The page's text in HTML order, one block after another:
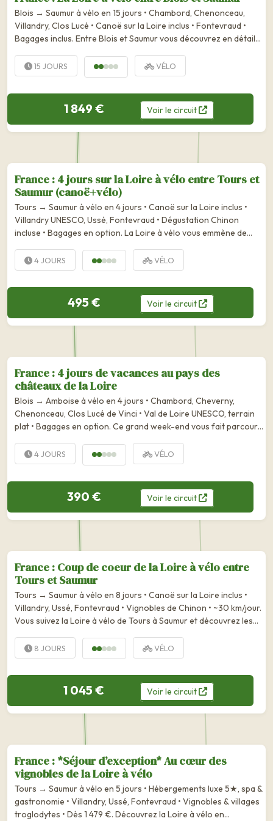
Blois → Saumur à vélo en 15 jours • Chambord, Chenonceau,
Villandry, Clos Lucé • Canoë sur la Loire inclus • Fontevraud •
Bagages inclus. Entre Blois et Saumur vous découvrez en détail
travers les vignobles, le...
15 JOURS VÉLO
1 849 € Voirle circuit
France : 4 jours sur la Loire à vélo entre Tours et
Saumur (canoë+vélo)
Tours → Saumur à vélo en 4 jours • Canoë sur la Loire inclus •
Villandry UNESCO, Ussé, Fontevraud • Dégustation Chinon
incluse • Bagages en option. La Loire à vélo vous emmène de
Loire, le long de vignobles et de maisons...
4 JOURS VÉLO
495 € Voirle circuit
France : 4 jours de vacances au pays des
châteaux de la Loire
Blois → Amboise à vélo en 4 jours • Chambord, Cheverny,
Chenonceau, Clos Lucé de Vinci • Val de Loire UNESCO, terrain
plat • Bagages en option. Ce grand week-end vous fait parcourir
rencontre de magnifiques châteaux :...
4 JOURS VÉLO
390 € Voirle circuit
France : Coup de coeur de la Loire à vélo entre
Tours et Saumur
Tours → Saumur à vélo en 8 jours • Canoë sur la Loire inclus •
Villandry, Ussé, Fontevraud • Vignobles de Chinon • ~30 km/jour.
Vous suivez la Loire à vélo de Tours à Saumur et découvrez les
et les...8 JOURS VÉLO
1 045 € Voirle circuit
France : *Séjour d’exception* Au cœur des
vignobles de la Loire à vélo
Tours → Saumur à vélo en 5 jours • Hébergements luxe 5★, spa &
gastronomie • Villandry, Ussé, Fontevraud • Vignobles & villages
troglodytes • Dès 1 479 €. Découvrez la Loire à vélo en